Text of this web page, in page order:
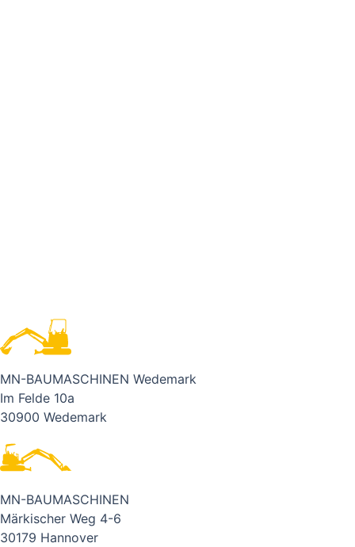
MN-BAUMASCHINEN Wedemark
Im Felde 10a
30900 Wedemark
MN-BAUMASCHINEN
Märkischer Weg 4-6
30179 Hannover